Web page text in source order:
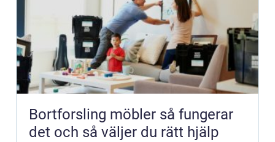
Bortforsling möbler så fungerar
det och så väljer du rätt hjälp